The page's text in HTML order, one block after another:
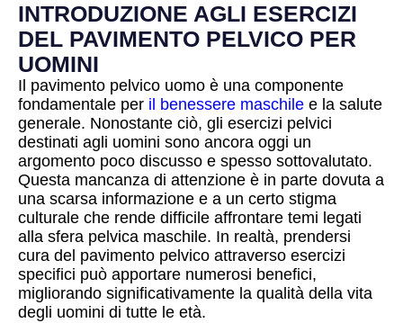
INTRODUZIONE AGLI ESERCIZI
DEL PAVIMENTO PELVICO PER
UOMINI
Il pavimento pelvico uomo è una componente
fondamentale per il benessere maschile e la salute
generale. Nonostante ciò, gli esercizi pelvici
destinati agli uomini sono ancora oggi un
argomento poco discusso e spesso sottovalutato.
Questa mancanza di attenzione è in parte dovuta a
una scarsa informazione e a un certo stigma
culturale che rende difficile affrontare temi legati
alla sfera pelvica maschile. In realtà, prendersi
cura del pavimento pelvico attraverso esercizi
specifici può apportare numerosi benefici,
migliorando significativamente la qualità della vita
degli uomini di tutte le età.